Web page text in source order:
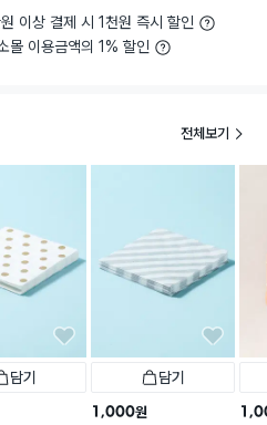
이상 결제 시 1천원 즉시 할인
몰 이용금액의 1% 할인
전체보기
담기 담기
1,000원